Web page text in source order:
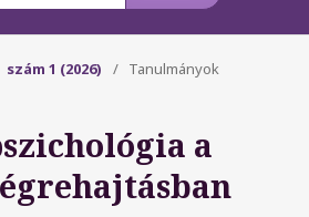
szám 1 (2026) / Tanulmányok
a